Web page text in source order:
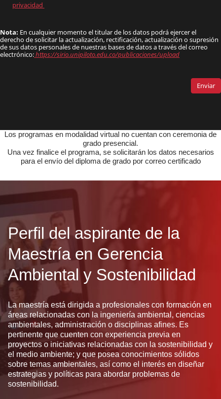
Los programas en modalidad virtual no cuentan con ceremonia de
grado presencial.
Una vez finalice el programa, se solicitarán los datos necesarios
para el envío del diploma de grado por correo certificado
Perfil del aspirante de la
Maestría en Gerencia
Ambiental y Sostenibilidad
La maestría está dirigida a profesionales con formación en
áreas relacionadas con la ingeniería ambiental, ciencias
ambientales, administración o disciplinas afines. Es
pertinente que cuenten con experiencia previa en
proyectos o iniciativas relacionadas con la sostenibilidad y
el medio ambiente; y que posea conocimientos sólidos
sobre temas ambientales, así como el interés en diseñar
estrategias y políticas para abordar problemas de
sostenibilidad.